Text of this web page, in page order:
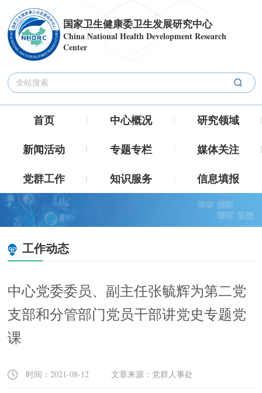
国家卫生健康委卫生发展研究中心
China National Health Development Research
Center
首页 中心概况
研究领域
新闻活动
专题专栏
媒体关注
党群工作
知识服务 信息填报
工作动态
中心党委委员、副主任张毓辉为第二党
支部和分管部门党员干部讲党史专题党
课
时间：2021-08-12 文章来源：党群人事处